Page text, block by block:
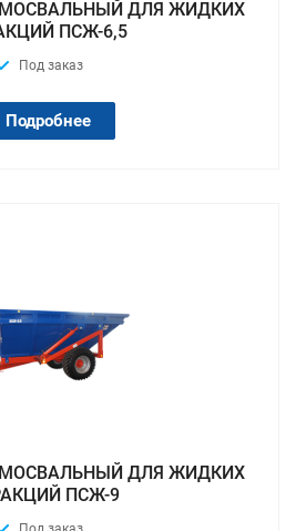
ДЛЯ ЖИДКИХ
ПСЖ-6,5
Под заказ
Подробнее
ДЛЯ ЖИДКИХ
ПСЖ-9